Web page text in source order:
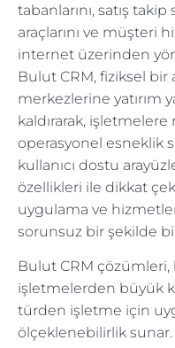
tabanlarını, satış
araçlarını ve müşteri
internet üzerinden
Bulut CRM, fiziksel bir
merkezlerine yatırım
kaldırarak,
operasyonel esneklik
kullanıcı dostu
özellikleri ile dikkat
uygulama ve
sorunsuz bir şekilde
Bulut CRM
işletmelerden büyük
türden işletme için
ölçeklenebilirlik